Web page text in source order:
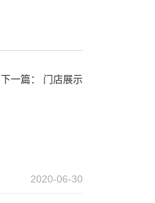
下一篇： 门店展示
2020-06-30